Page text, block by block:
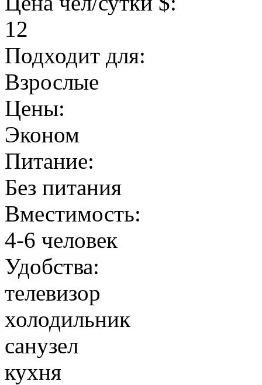
12
Подходит для:
Взрослые
Цены:
Эконом
Питание:
Без питания
Вместимость:
4-6 человек
Удобства:
телевизор
холодильник
санузел
кухня